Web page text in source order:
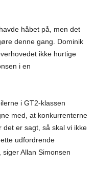
håbet på, men det
denne gang. Dominik
ikke hurtige
i en
i GT2-klassen
med, at konkurrenterne
det er sagt, så skal vi ikke
udfordrende
Allan Simonsen